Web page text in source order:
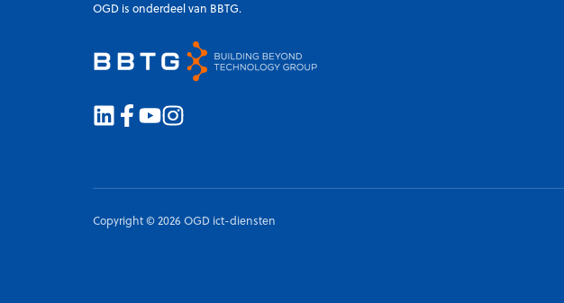
OGD is onderdeel van BBTG.
Copyright © 2026 OGD ict-diensten